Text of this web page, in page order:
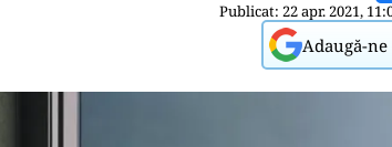
Publicat: 22 apr. 2021,
Adaugă-